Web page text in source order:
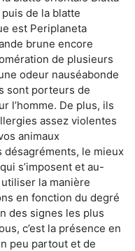
de la blatte
est Periplaneta
brune encore
de plusieurs
odeur nauséabonde
sont porteurs de
l’homme. De plus, ils
assez violentes
animaux
le mieux
s’imposent et au-
la manière
en fonction du degré
des signes les plus
c’est la présence en
peu partout et de